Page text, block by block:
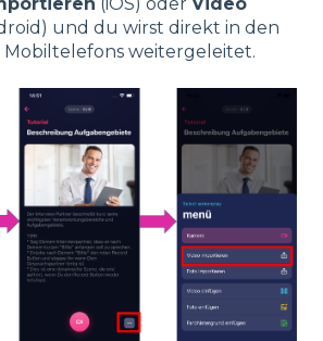
und du wirst direkt in den
Mobiltelefons weitergeleitet.